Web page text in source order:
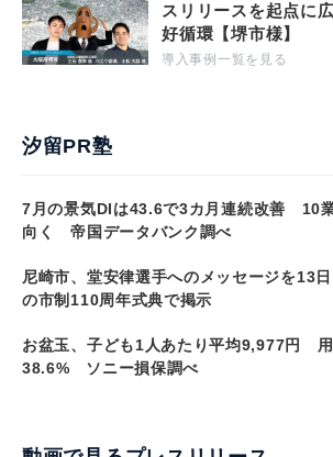
スリリースを起点に
好循環【堺市様】
導入事例一覧を見る
汐留PR塾
7月の景気DIは43.6で3カ月連続改善 10
向く 帝国データバンク調べ
尼崎市、堂安律選手へのメッセージを13
の市制110周年式典で掲示
お盆玉、子ども1人あたり平均9,977円
38.6% ソニー損保調べ